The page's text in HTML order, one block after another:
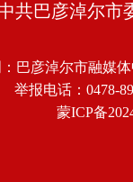
共巴彦淖尔市
巴彦淖尔市融媒
举报电话：0478-
蒙ICP备